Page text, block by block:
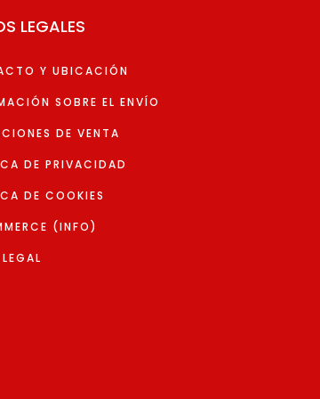
de
LEGALES
Y UBICACIÓN
SOBRE EL ENVÍO
DE VENTA
DE PRIVACIDAD
DE COOKIES
(INFO)